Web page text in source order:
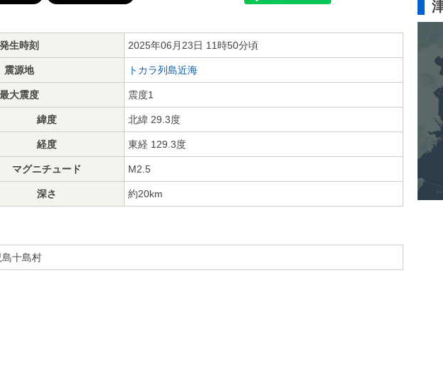
発生時刻 2025年06月23日 11時50分頃
震源地 トカラ列島近海
最大震度 震度1
緯度 北緯 29.3度
経度 東経 129.3度
マグニチュード M2.5
深さ 約20km
島十島村